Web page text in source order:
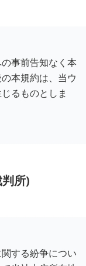
事前告知なく本
本規約は、当ウ
るものとしま
所)
する紛争につい